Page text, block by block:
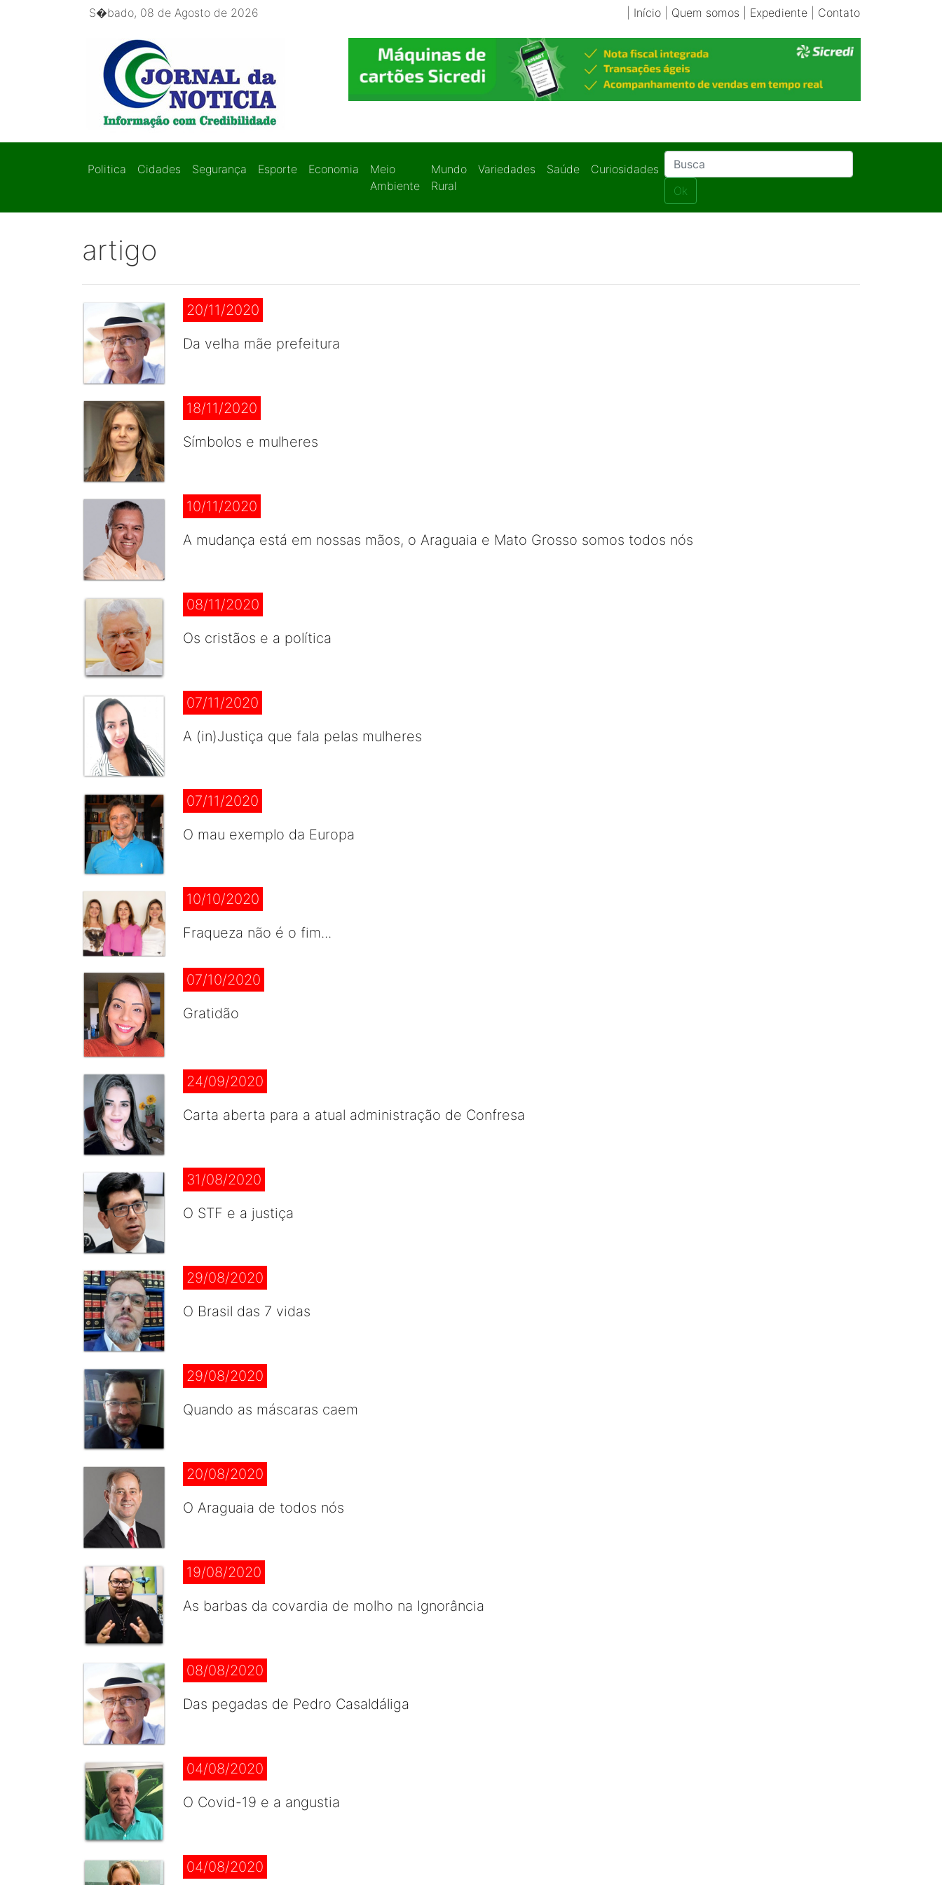
S�bado, 08 de Agosto de 2026 Início| Quem somos Expediente| Contato
Politica Cidades Segurança Esporte Economia
Meio
Ambiente
Mundo
Rural
Variedades Saúde
Curiosidades
Ok
artigo
20/11/2020
Da velha mãe prefeitura
18/11/2020
Símbolos e mulheres
10/11/2020
A mudança está em nossas mãos, o Araguaia e Mato Grosso somos todos nós
08/11/2020
Os cristãos e a política
07/11/2020
A (in)Justiça que fala pelas mulheres
07/11/2020
O mau exemplo da Europa
10/10/2020
Fraqueza não é o fim...
07/10/2020
Gratidão
24/09/2020
Carta aberta para a atual administração de Confresa
31/08/2020
O STF e a justiça
29/08/2020
O Brasil das 7 vidas
29/08/2020
Quando as máscaras caem
20/08/2020
O Araguaia de todos nós
19/08/2020
As barbas da covardia de molho na Ignorância
08/08/2020
Das pegadas de Pedro Casaldáliga
04/08/2020
O Covid-19 e a angustia
04/08/2020